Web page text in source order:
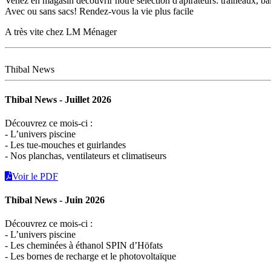
Avec ou sans sacs! Rendez-vous la vie plus facile
A très vite chez LM Ménager
Thibal News
Thibal News - Juillet 2026
Découvrez ce mois-ci :
- L’univers piscine
- Les tue-mouches et guirlandes
- Nos planchas, ventilateurs et climatiseurs
Voir le PDF
Thibal News - Juin 2026
Découvrez ce mois-ci :
- L’univers piscine
- Les cheminées à éthanol SPIN d’Höfats
- Les bornes de recharge et le photovoltaïque